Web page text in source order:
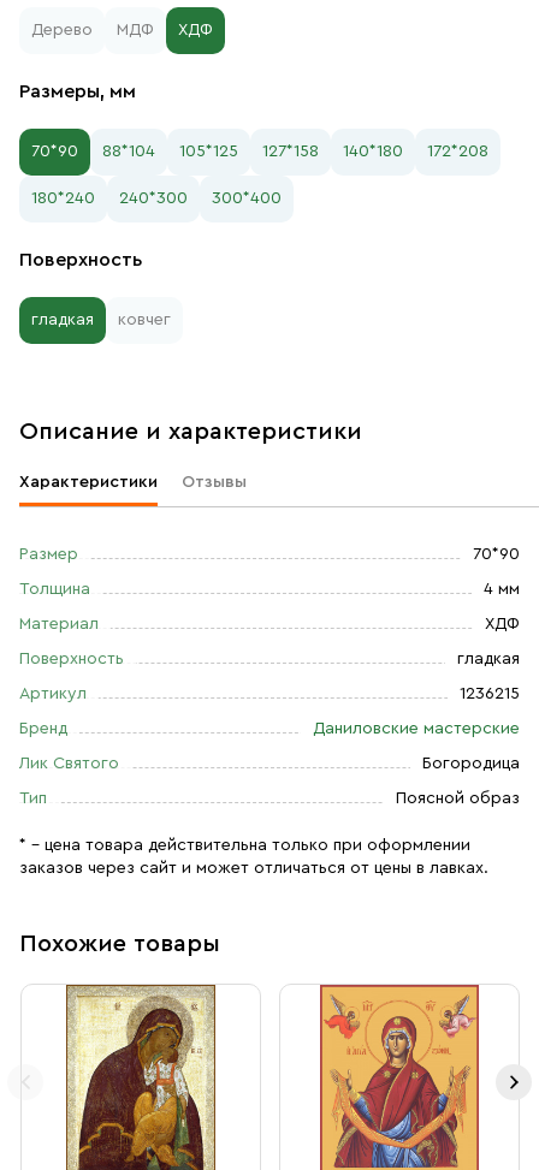
Дерево МДФ ХДФ
Размеры, мм
70*90 88*104 105*125 127*158 140*180 172*208
180*240 240*300 300*400
Поверхность
гладкая ковчег
Описание и характеристики
Характеристики Отзывы
Размер 70*90
Толщина 4 мм
Материал ХДФ
Поверхность гладкая
Артикул 1236215
Бренд Даниловские мастерские
Лик Святого Богородица
Тип Поясной образ
* – цена товара действительна только при оформлении
заказов через сайт и может отличаться от цены в лавках.
Похожие товары